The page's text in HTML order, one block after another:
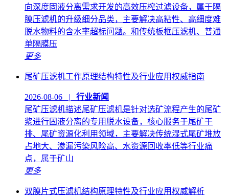
向深度固液分离需求开发的高效压榨过滤设备，属于隔
膜压滤机的升级细分品类，主要解决高粘性、高细度难
脱水物料的含水率超标问题。和传统板框压滤机、普通
单隔膜压
更多
尾矿压滤机工作原理结构特性及行业应用权威指南
2026-08-06 | 行业新闻
尾矿压滤机描述尾矿压滤机是针对选矿流程产生的尾矿
浆进行固液分离的专用脱水设备，核心服务于尾矿干
排、尾矿资源化利用领域，主要解决传统湿式尾矿堆放
占地大、渗漏污染风险高、水资源回收率低等行业痛
点，属于矿山
更多
双膜片式压滤机结构原理特性及行业应用权威解析